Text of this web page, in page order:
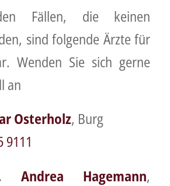
Fällen, die keinen
sind folgende Ärzte für
Wenden Sie sich gerne
an
Osterholz, Burg
9111
Andrea Hagemann,